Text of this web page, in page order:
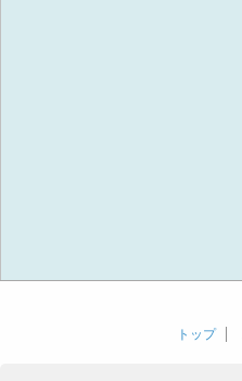
トップ